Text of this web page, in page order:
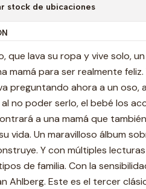
stock de ubicaciones
que lava su ropa y vive solo,
mamá para ser realmente feliz.
preguntando ahora a un oso,
al no poder serlo, el bebé los
a una mamá que
vida. Un maravilloso álbum
Y con múltiples
de familia. Con la
Ahlberg. Este es el tercer